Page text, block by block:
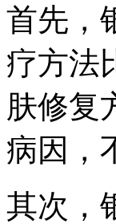
首先，
疗方法
肤修复
病因，
其次，